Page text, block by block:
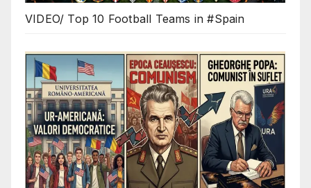
VIDEO/ Top 10 Football Teams in #Spain